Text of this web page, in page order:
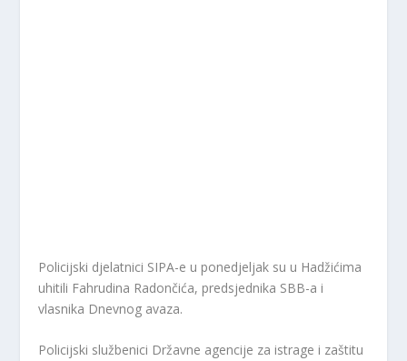
Policijski djelatnici SIPA-e u ponedjeljak su u Hadžićima
uhitili Fahrudina Radončića, predsjednika SBB-a i
vlasnika Dnevnog avaza.
Policijski službenici Državne agencije za istrage i zaštitu